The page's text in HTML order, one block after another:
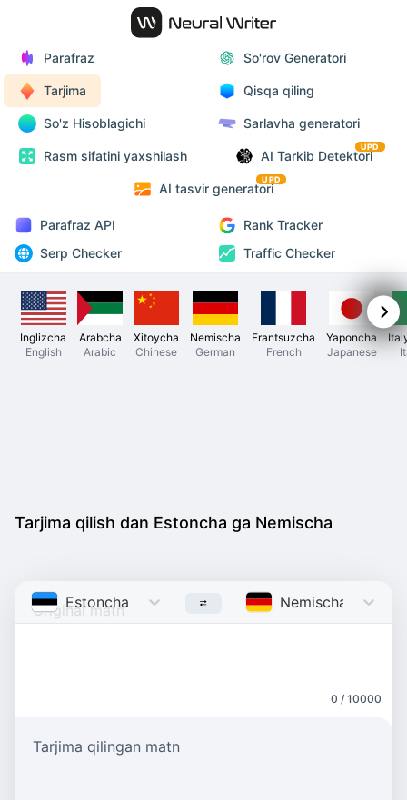
Parafraz So'rov Generatori
Tarjima Qisqa qiling
So'z Hisoblagichi Sarlavha generatori
Rasm sifatini yaxshilash AI Tarkib Detektori
UPD
AI tasvir generatori
UPD
Parafraz API
Rank Tracker
Serp Checker
Traffic Checker
Inglizcha
English
Arabcha
Arabic
Xitoycha
Chinese
Nemischa
German
Frantsuzcha
French
Yaponcha
Japanese
Tarjima qilish dan Estoncha ga Nemischa
Estoncha Estonian Nemischa German
0 / 10000
Tarjima qilingan matn